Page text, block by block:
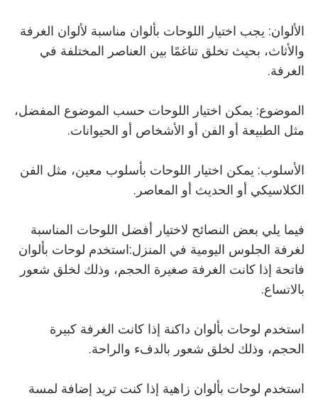
الألوان: يجب اختيار اللوحات بألوان مناسبة لألوان الغرفة
والأثاث، بحيث تخلق تناغمًا بين العناصر المختلفة في
الغرفة.
الموضوع: يمكن اختيار اللوحات حسب الموضوع المفضل،
مثل الطبيعة أو الفن أو الأشخاص أو الحيوانات.
الأسلوب: يمكن اختيار اللوحات بأسلوب معين، مثل الفن
الكلاسيكي أو الحديث أو المعاصر.
فيما يلي بعض النصائح لاختيار أفضل اللوحات المناسبة
لغرفة الجلوس اليومية في المنزل:استخدم لوحات بألوان
فاتحة إذا كانت الغرفة صغيرة الحجم، وذلك لخلق شعور
بالاتساع.
استخدم لوحات بألوان داكنة إذا كانت الغرفة كبيرة
الحجم، وذلك لخلق شعور بالدفء والراحة.
استخدم لوحات بألوان زاهية إذا كنت تريد إضافة لمسة